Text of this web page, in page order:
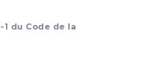
1 du Code de la